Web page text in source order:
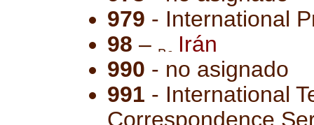
979 - International
98 –
Irán
990 - no asignado
991 - International
Correspondence